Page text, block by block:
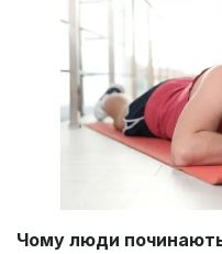
Чому люди